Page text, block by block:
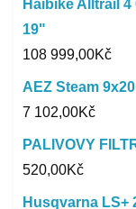
Haibike Alltrail
19"
108 999,00Kč
AEZ Steam
7 102,00Kč
PALIVOVY
520,00Kč
Husqvarna LS+